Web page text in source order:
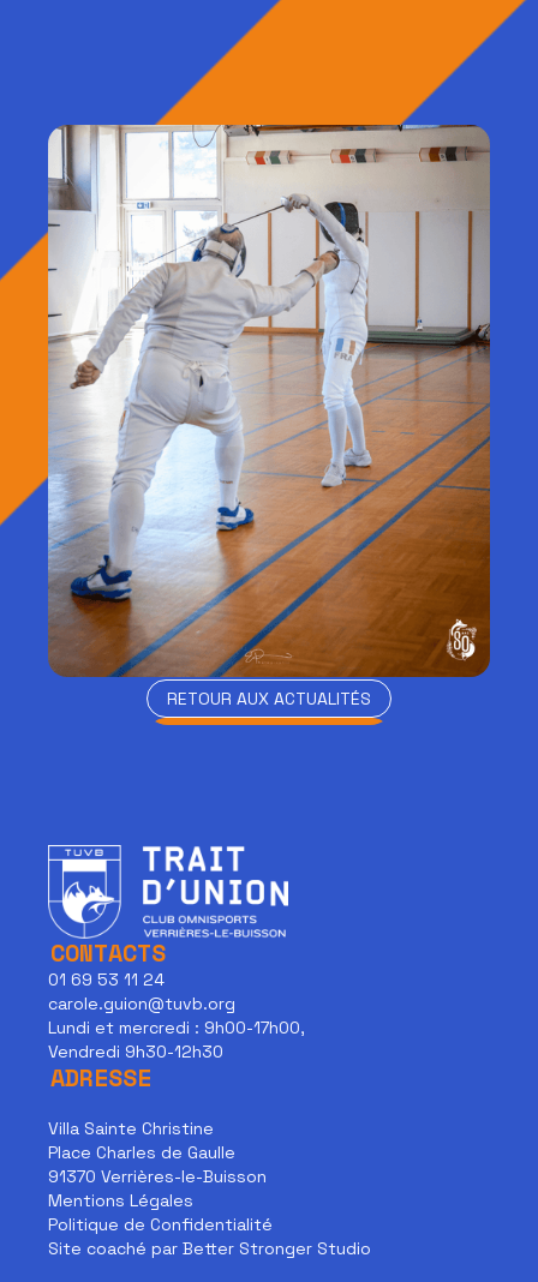
RETOUR AUX ACTUALITÉS
CONTACTS
01 69 53 11 24
carole.guion@tuvb.org
Lundi et mercredi : 9h00-17h00,
Vendredi 9h30-12h30
ADRESSE
Villa Sainte Christine
Place Charles de Gaulle
91370 Verrières-le-Buisson
Mentions Légales
Politique de Confidentialité
Site coaché par Better Stronger Studio